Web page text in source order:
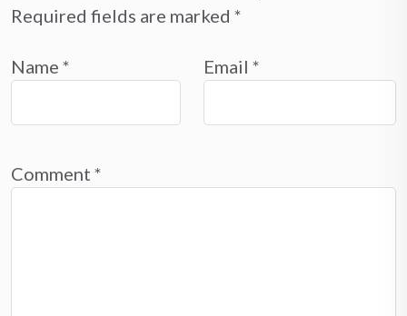
Required fields are marked *
Name * Email *
Comment *